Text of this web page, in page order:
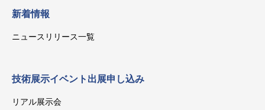
新着情報
ニュースリリース一覧
技術展示イベント出展申し込み
リアル展示会